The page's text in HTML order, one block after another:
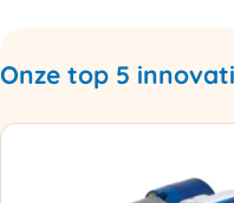
Onze top 5